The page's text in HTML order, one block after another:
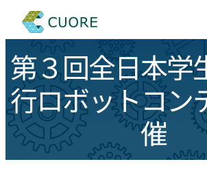
第３回全日本学
行ロボットコン
催